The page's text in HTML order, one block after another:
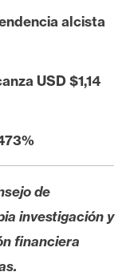
alcista
USD $1,14
de
investigación y
financiera